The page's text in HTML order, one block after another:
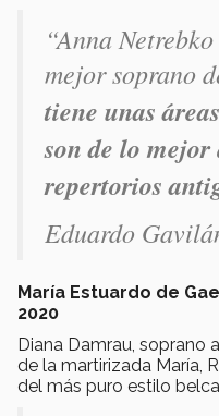
“Anna
mejor soprano
tiene unas
son de lo mejor
repertorios
Eduardo
María Estuardo de
2020
Diana Damrau, soprano
de la martirizada María,
del más puro estilo